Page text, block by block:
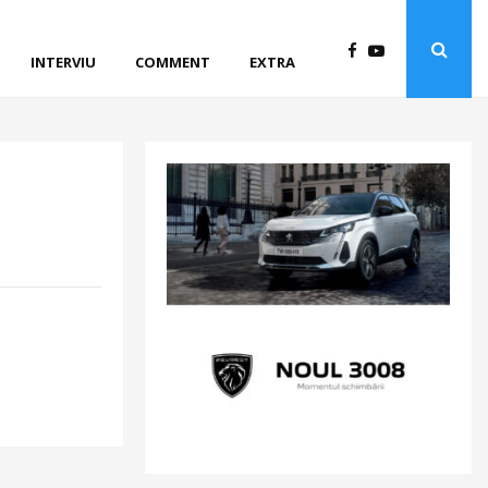
INTERVIU COMMENT EXTRA